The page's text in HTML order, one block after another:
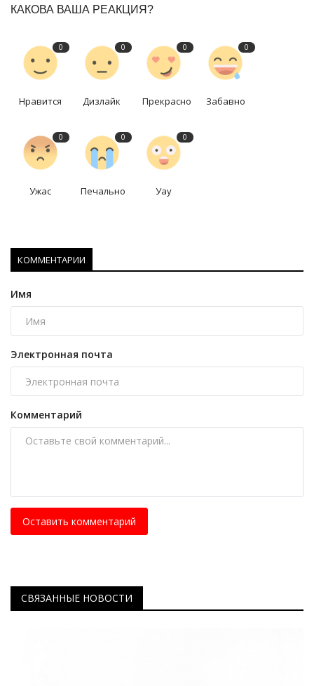
КАКОВА ВАША РЕАКЦИЯ?
0
Нравится
0
Дизлайк
0
Прекрасно
0
Забавно
0
Ужас
0
Печально
0
Уау
КОММЕНТАРИИ
Имя
Электронная почта
Комментарий
Оставить комментарий
СВЯЗАННЫЕ НОВОСТИ